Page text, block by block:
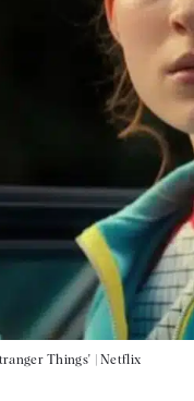
Things' |Netflix